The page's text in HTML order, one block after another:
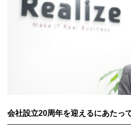
会社設立20周年を迎えるにあたっ